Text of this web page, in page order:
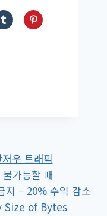
우 트래픽
가능할 때
지 – 20% 수익 감소
Size of Bytes